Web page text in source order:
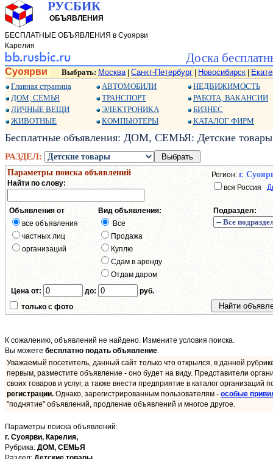
РУСБИК
ОБЪЯВЛЕНИЯ
БЕСПЛАТНЫЕ ОБЪЯВЛЕНИЯ в Суоярви
Карелия
Доска
Суоярви Выбрать: Москва| Санкт-Петербург Новосибирск
Главная страница
ДОМ, СЕМЬЯ
ЛИЧНЫЕ ВЕЩИ
ЖИВОТНЫЕ
АВТОМОБИЛИ
ТРАНСПОРТ
ЭЛЕКТРОНИКА
КОМПЬЮТЕРЫ
НЕДВИЖИМОСТЬ
РАБОТА, ВАКАНСИИ
БИЗНЕС
КАТАЛОГ ФИРМ
Бесплатные объявления: ДОМ, СЕМЬЯ: Детские
РАЗДЕЛ:
Параметры поиска объявлений
Найти по слову:
Регион: г.
вся Россия
Объявления от
все объявления
частных лиц
организаций
Вид объявления:
Все
Продажа
Куплю
Сдам в аренду
Отдам даром
Подраздел:
Цена от: до:
руб.
только с фото
К сожалению, объявлений не найдено. Измените условия поиска.
Вы можете бесплатно подать объявление.
Уважаемый посетитель, данный сайт только что открылся, в данной
первым, разместите объявление - оно будет на виду. Представители
своих товаров и услуг, а также внести предприятие в каталог организаций
регистрации. Однако, зарегистрированным пользователям - особые
"поднятие" объявлений, продление объявлений и многое другое.
Параметры поиска объявлений:
г. Суоярви, Карелия,
Рубрика: ДОМ, СЕМЬЯ